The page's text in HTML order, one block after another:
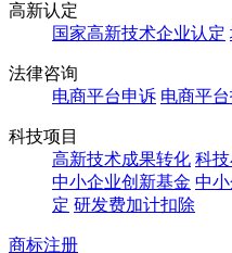
高新认定
国家高新技术企业认定
法律咨询
电商平台申诉 电商平
科技项目
高新技术成果转化 科技
中小企业创新基金 中
定 研发费加计扣除
商标注册